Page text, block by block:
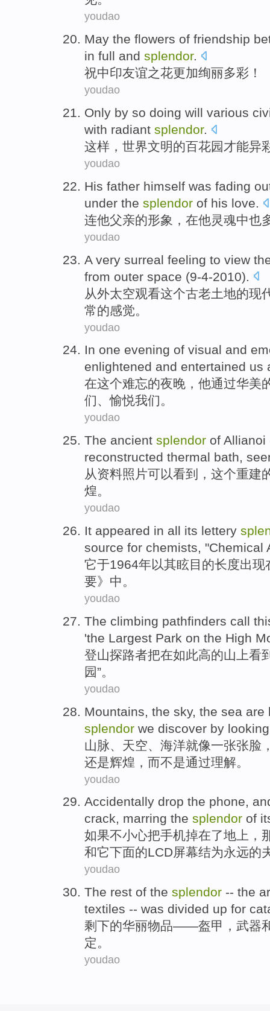
youdao
May the flowers of friendship
in full and splendor.
祝中印友谊之花更加绚丽多彩 ！
youdao
Only by so doing will various
with radiant splendor.
这样 ， 世界文明的百花园才能异
youdao
His father himself was fading
under the splendor of his love.
连他父亲的形象， 在他灵魂中也
youdao
A very surreal feeling to view
from outer space (9-4-2010).
从外太空观看这个古老土地的现
常的感觉 。
youdao
In one evening of visual and
enlightened and entertained us
在这个难忘的夜晚 ， 他通过华美
们、愉悦我们。
youdao
The ancient splendor of Allianoi
reconstructed thermal bath,
从资料照片可以看到 ， 这个重建
煌。
youdao
It appeared in all its lettery
source for chemists, "Chemical
它于1964年以其眩目 的长度出现
要》中。
youdao
The climbing pathfinders call
'the Largest Park on the High
登山探路者把在如此高的山上看
园”。
youdao
Mountains the sky, the sea are
splendor we discover by
山脉
天空 海洋就像一张张脸
还是辉煌 ， 而不是通过理解。
youdao
Accidentally drop the phone,
crack, marring the splendor of
如果不小心把手机掉在了地上，
和它下面的LCD屏幕结为永远的
youdao
The rest of the splendor -- the
textiles -- was divided up for
剩下的华丽物品——盔甲 ， 武器
定。
youdao